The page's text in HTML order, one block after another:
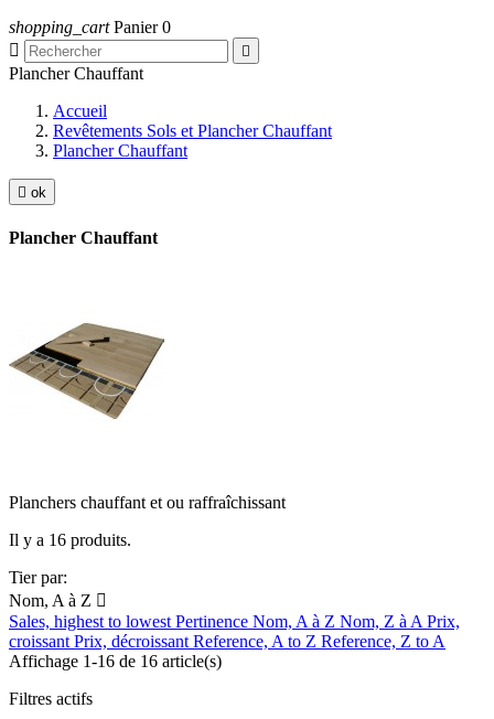
shopping_cart Panier 0


Plancher Chauffant
Accueil
Revêtements Sols et Plancher Chauffant
Plancher Chauffant
 ok
Plancher Chauffant
Planchers chauffant et ou raffraîchissant
Il y a 16 produits.
Tier par:
Nom, A à Z 
Sales, highest to lowest Pertinence Nom, A à Z Nom, Z à A Prix,
croissant Prix, décroissant Reference, A to Z Reference, Z to A
Affichage 1-16 de 16 article(s)
Filtres actifs